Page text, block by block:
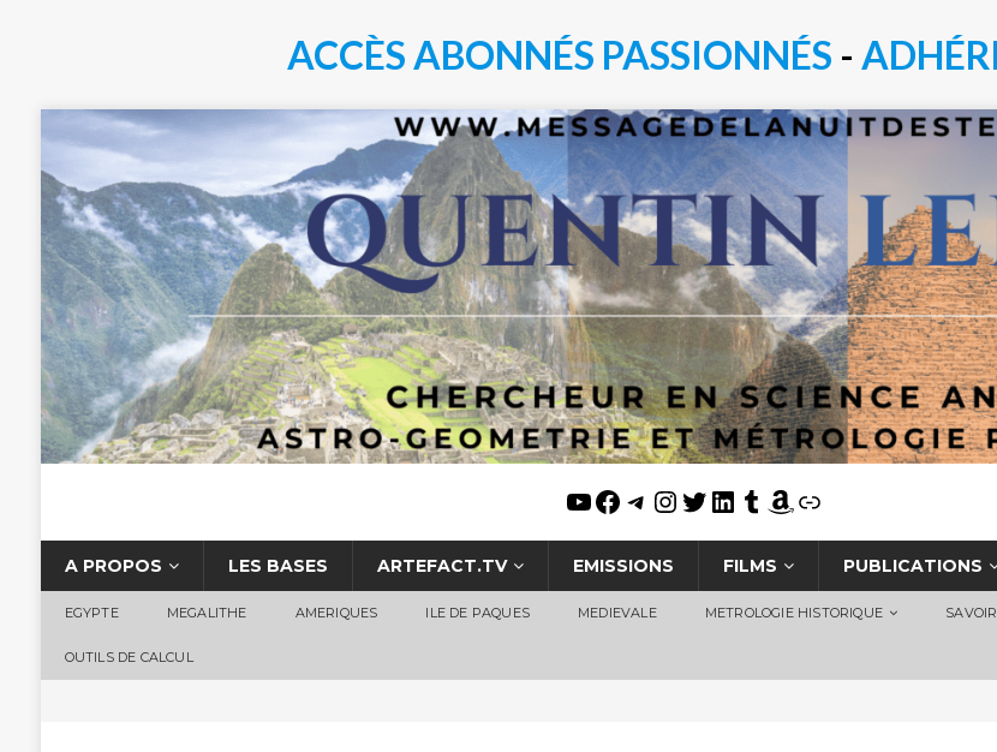
ACCÈS ABONNÉS PASSIONNÉS -
A PROPOS LES BASES ARTEFACT.TV EMISSIONS FILMS PUBLICATIONS
EGYPTE MEGALITHE AMERIQUES ILE DE PAQUES MEDIEVALE METROLOGIE HISTORIQUE
OUTILS DE CALCUL